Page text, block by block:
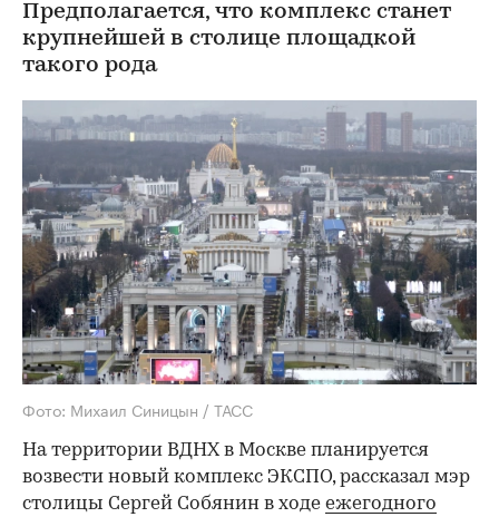
Предполагается, что комплекс станет
крупнейшей в столице площадкой
такого рода
Фото: Михаил Синицын / ТАСС
На территории ВДНХ в Москве планируется
возвести новый комплекс ЭКСПО, рассказал мэр
столицы Сергей Собянин в ходе ежегодного